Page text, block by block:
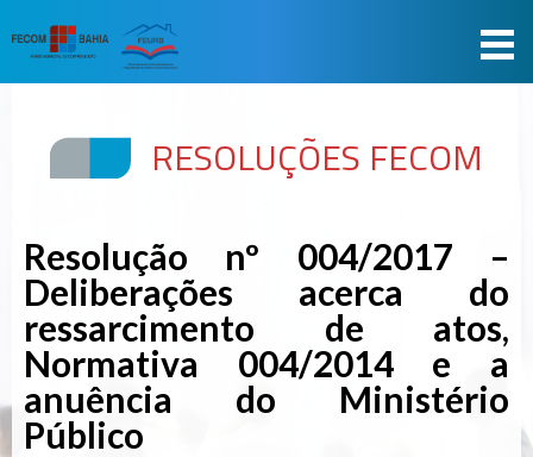
RESOLUÇÕES FECOM
Resolução nº 004/2017 –
Deliberações acerca do
ressarcimento de atos,
Normativa 004/2014 e a
anuência do Ministério
Público